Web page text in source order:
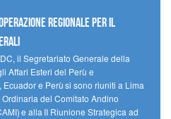
regionale per il
il Segretariato Generale della
Affari Esteri del Perù e
e Perù si sono riuniti a Lima
del Comitato Andino
e alla II Riunione Strategica ad